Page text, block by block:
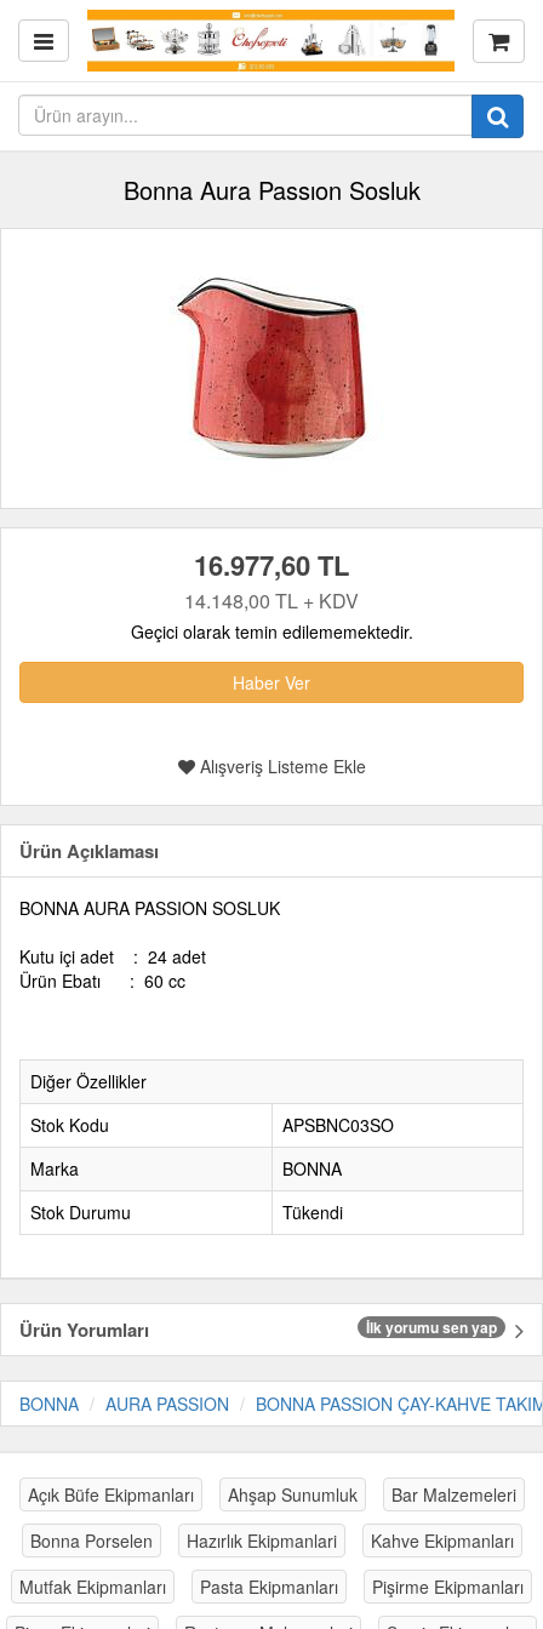
Bonna Aura Passıon Sosluk
16.977,60 TL
14.148,00 TL + KDV
Geçici olarak temin edilememektedir.
Haber Ver
Alışveriş Listeme Ekle
Ürün Açıklaması
BONNA AURA PASSION SOSLUK
Kutu içi adet : 24 adet
Ürün Ebatı : 60 cc
Diğer Özellikler
Stok Kodu
APSBNC03SO
Marka
BONNA
Stok Durumu
Tükendi
Ürün Yorumları İlk yorumu sen yap
BONNA AURA PASSION BONNA PASSION ÇAY-KAHVE
Açık Büfe Ekipmanları Ahşap Sunumluk
Bar Malzemeleri
Bonna Porselen
Hazırlık Ekipmanlari
Kahve Ekipmanları
Mutfak Ekipmanları
Pasta Ekipmanları
Pişirme Ekipmanları